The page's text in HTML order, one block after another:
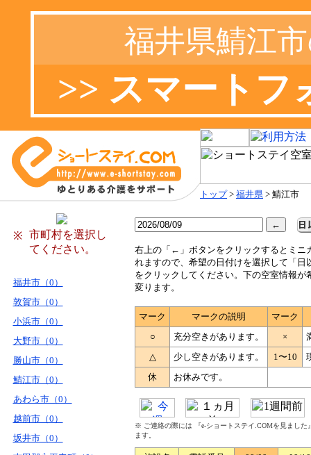
福井県鯖江
>> スマートフ
トップ> 福井県 > 鯖江市
※
市町村を選択し
てください。
福井市（0）
敦賀市（0）
小浜市（0）
大野市（0）
勝山市（0）
鯖江市（0）
あわら市（0）
越前市（0）
坂井市（0）
右 上の「←」ボタンをクリックするとミニ
れますので、希望の日付けを選択して「日
をクリックしてください。下の空室情報が
変ります。
マーク マークの説明
マーク
○
充分空きがあります。 ×
△
少し空きがあります。 1〜10
休
お休みです。
※ ご連絡の際には 『e-ショートステイ.COMを見まし
ます。